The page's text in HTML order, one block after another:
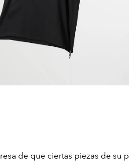
de que ciertas piezas de su